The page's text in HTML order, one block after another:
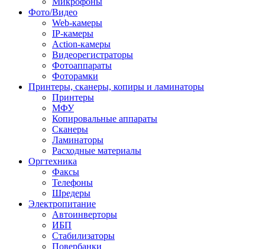
Фото/Видео
Web-камеры
IP-камеры
Action-камеры
Видеорегистраторы
Фотоаппараты
Фоторамки
Принтеры, сканеры, копиры и ламинаторы
Принтеры
МФУ
Копировальные аппараты
Сканеры
Ламинаторы
Расходные материалы
Оргтехника
Факсы
Телефоны
Шредеры
Электропитание
Автоинверторы
ИБП
Стабилизаторы
Повербанки